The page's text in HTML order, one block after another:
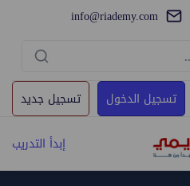
info@riademy.com
تسجيل الدخول
تسجيل جديد
إبدأ التدريب